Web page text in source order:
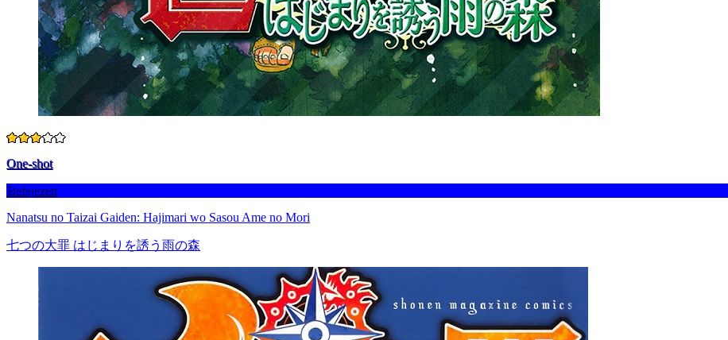
One-shot
Befejezett
Nanatsu no Taizai Gaiden: Hajimari wo Sasou Ame no Mori
七つの大罪 はじまりを誘う雨の森